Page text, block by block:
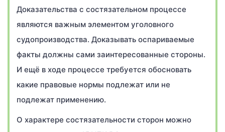
Доказательства с состязательном процессе
являются важным элементом уголовного
судопроизводства. Доказывать оспариваемые
факты должны сами заинтересованные стороны.
И ещё в ходе процессе требуется обосновать
какие правовые нормы подлежат или не
подлежат применению.
О характере состязательности сторон можно